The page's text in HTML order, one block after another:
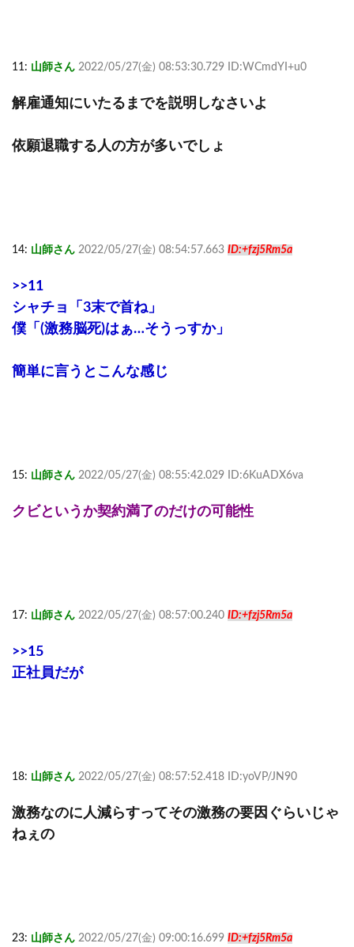
11: 山師さん 2022/05/27(金) 08:53:30.729 ID:WCmdYI+u0
解雇通知にいたるまでを説明しなさいよ
依願退職する人の方が多いでしょ
14: 山師さん 2022/05/27(金) 08:54:57.663 ID:+fzj5Rm5a
>>11
シャチョ「3末で首ね」
僕「(激務脳死)はぁ…そうっすか」
簡単に言うとこんな感じ
15: 山師さん 2022/05/27(金) 08:55:42.029 ID:6KuADX6va
クビというか契約満了のだけの可能性
17: 山師さん 2022/05/27(金) 08:57:00.240 ID:+fzj5Rm5a
>>15
正社員だが
18: 山師さん 2022/05/27(金) 08:57:52.418 ID:yoVP/JN90
激務なのに人減らすってその激務の要因ぐらいじゃ
ねぇの
23: 山師さん 2022/05/27(金) 09:00:16.699 ID:+fzj5Rm5a